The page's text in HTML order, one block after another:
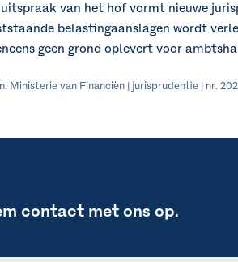
uitspraak van het hof vormt nieuwe
belastingaanslagen wordt
geen grond oplevert voor
Ministerie van Financiën | jurisprudentie | nr.
contact met ons op.